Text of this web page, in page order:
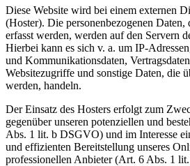
Diese Website wird bei einem externen
(Hoster). Die personenbezogenen Daten,
erfasst werden, werden auf den Servern
Hierbei kann es sich v. a. um IP-
und Kommunikationsdaten,
Websitezugriffe und sonstige Daten, die
werden, handeln.
Der Einsatz des Hosters erfolgt zum
gegenüber unseren potenziellen und
Abs. 1 lit. b DSGVO) und im Interesse
und effizienten Bereitstellung unseres
professionellen Anbieter (Art. 6 Abs. 1